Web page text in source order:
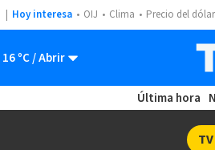
Hoy interesa OIJ Clima Precio del dólar
16 ºC
Última hora